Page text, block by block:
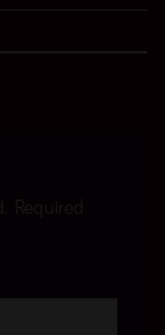
Required